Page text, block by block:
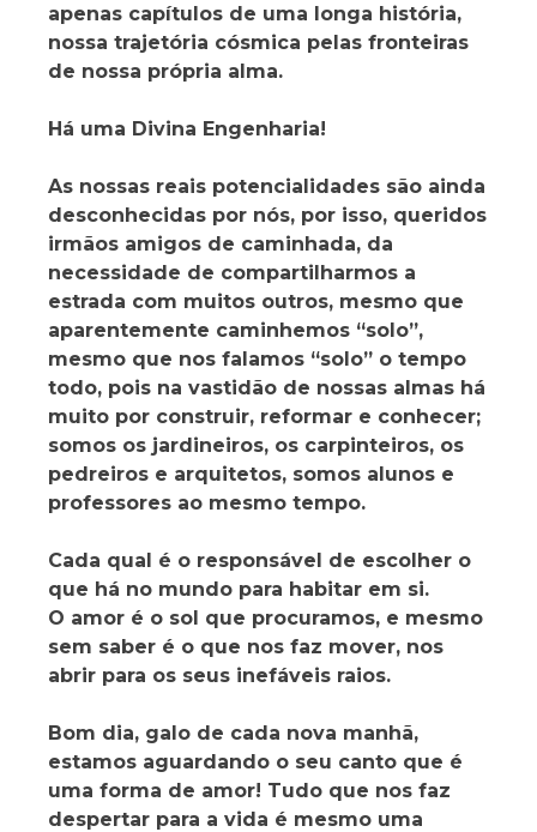
apenas capítulos de uma longa história,
nossa trajetória cósmica pelas fronteiras
de nossa própria alma.
Há uma Divina Engenharia!
As nossas reais potencialidades são ainda
desconhecidas por nós, por isso, queridos
irmãos amigos de caminhada, da
necessidade de compartilharmos a
estrada com muitos outros, mesmo que
aparentemente caminhemos “solo”,
mesmo que nos falamos “solo” o tempo
todo, pois na vastidão de nossas almas há
muito por construir, reformar e conhecer;
somos os jardineiros, os carpinteiros, os
pedreiros e arquitetos, somos alunos e
professores ao mesmo tempo.
Cada qual é o responsável de escolher o
que há no mundo para habitar em si.
O amor é o sol que procuramos, e mesmo
sem saber é o que nos faz mover, nos
abrir para os seus inefáveis raios.
Bom dia, galo de cada nova manhã,
estamos aguardando o seu canto que é
uma forma de amor! Tudo que nos faz
despertar para a vida é mesmo uma